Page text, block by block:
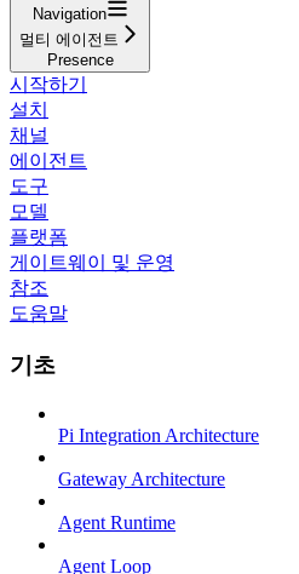
Navigation
멀티 에이전트
Presence
시작하기
설치
채널
에이전트
도구
모델
플랫폼
게이트웨이 및 운영
참조
도움말
기초
Pi Integration Architecture
Gateway Architecture
Agent Runtime
Agent Loop